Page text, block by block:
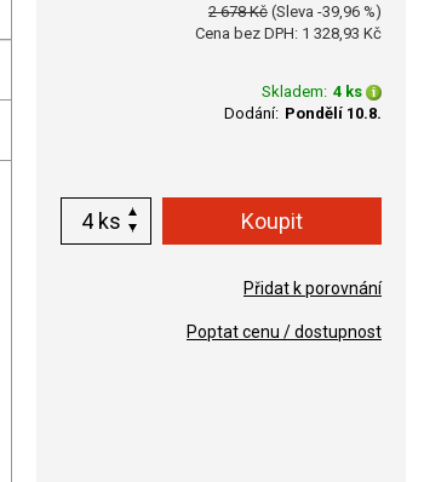
2 678 Kč (Sleva -39,96 %)
Cena bez DPH: 1 328,93 Kč
Skladem: 4 ks
Dodání: Pondělí 10.8.
ks
Přidat k porovnání
Poptat cenu / dostupnost